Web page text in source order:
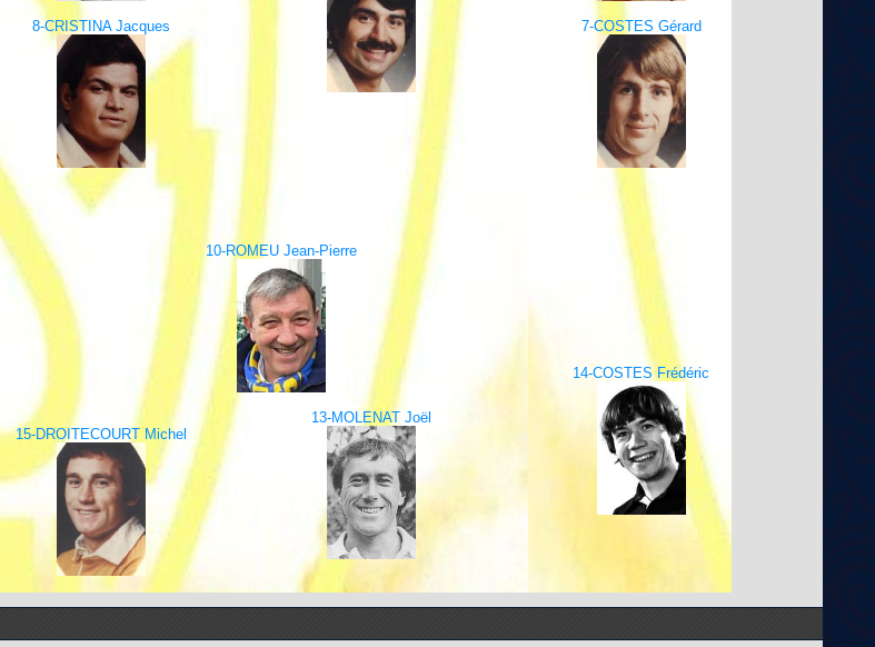
8-CRISTINA Jacques 7-COSTES Gérard
10-ROMEU Jean-Pierre
14-COSTES Frédéric
13-MOLENAT Joël
15-DROITECOURT Michel